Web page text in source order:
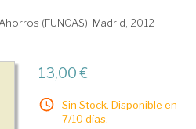
(FUNCAS). Madrid, 2012
13,00 €
Sin Stock. Disponible en
7/10 días.